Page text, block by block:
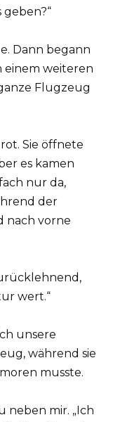
Dann begann
einem weiteren
Flugzeug
Sie öffnete
es kamen
nur da,
der
nach vorne
wert.“
unsere
während sie
musste.
neben mir. „Ich